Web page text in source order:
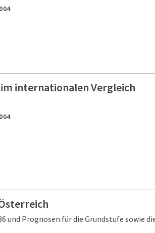
internationalen Vergleich
und Prognosen für die Grundstufe sowie